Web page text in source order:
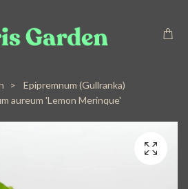
Epipremnum (Gullranka)
aureum 'Lemon Merinque'